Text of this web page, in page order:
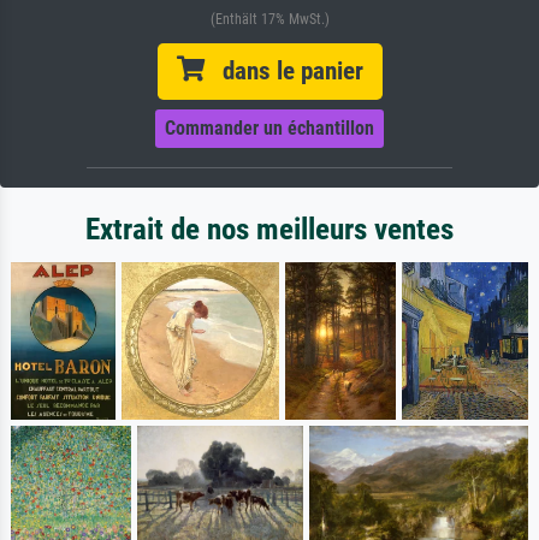
(Enthält 17% MwSt.)
dans le panier
Commander un échantillon
Extrait de nos meilleurs ventes